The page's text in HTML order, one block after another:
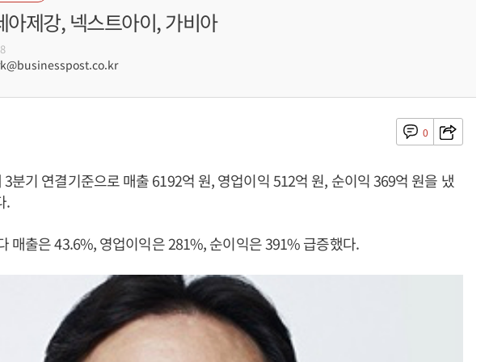
아제강, 넥스트아이, 가비아
0
분기 연결기준으로 매출 6192억 원, 영업이익 512억 원, 순이익 369억 원을 냈
.
매출은 43.6%, 영업이익은 281%, 순이익은 391% 급증했다.